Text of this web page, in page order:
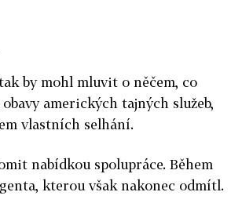
by mohl mluvit o něčem, co
amerických tajných služeb,
vlastních selhání.
nabídkou spolupráce. Během
kterou však nakonec odmítl.